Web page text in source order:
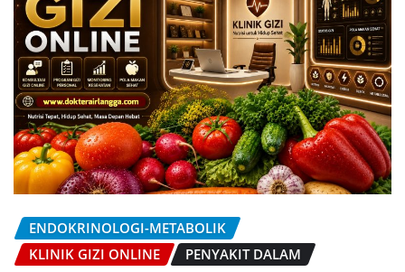
ENDOKRINOLOGI-METABOLIK
KLINIK GIZI ONLINE
PENYAKIT DALAM